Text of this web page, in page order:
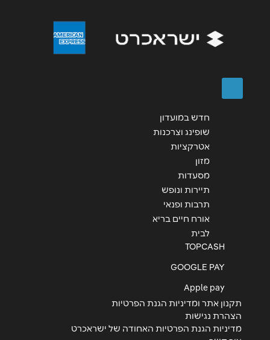
חדש במועדון
שופינג וצרכנות
אטרקציות
מזון
מסעדות
תיירות ונופש
תרבות ופנאי
אורח חיים בריא
לבית
TOPCASH
GOOGLE PAY
Apple pay
תקנון אתר ומדיניות הגנת הפרטיות
הצהרת נגישות
מדיניות הגנת הפרטיות האחודה של ישראכרט